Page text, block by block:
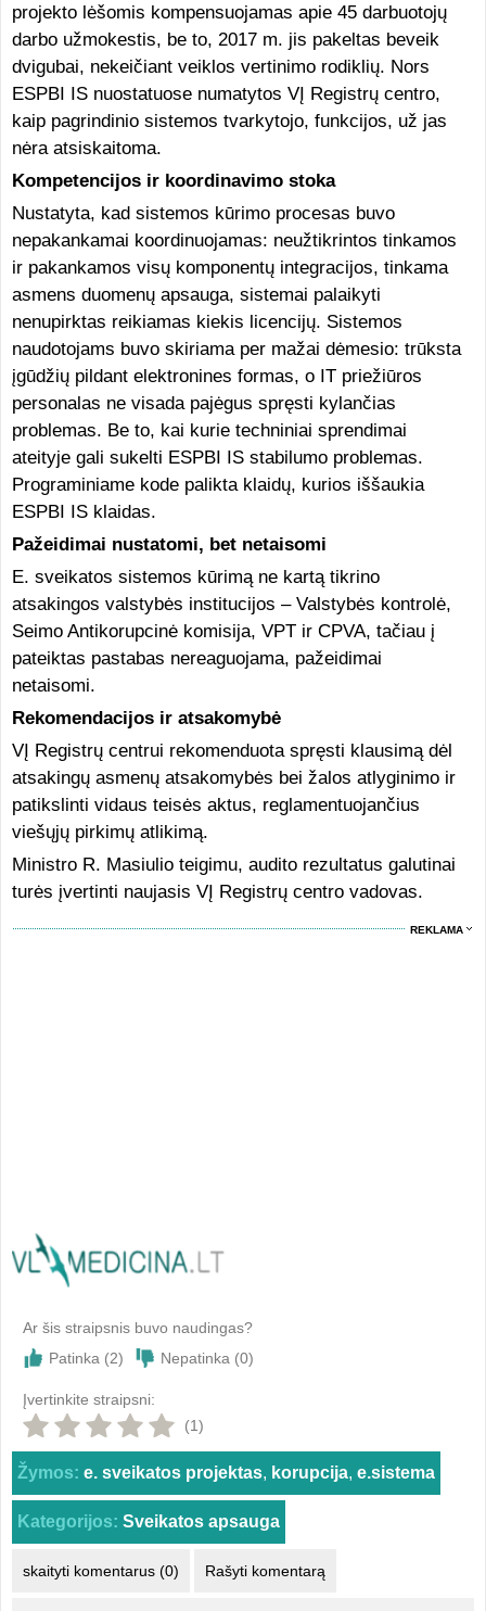
projekto lėšomis kompensuojamas apie 45 darbuotojų
darbo užmokestis, be to, 2017 m. jis pakeltas beveik
dvigubai, nekeičiant veiklos vertinimo rodiklių. Nors
ESPBI IS nuostatuose numatytos VĮ Registrų centro,
kaip pagrindinio sistemos tvarkytojo, funkcijos, už jas
nėra atsiskaitoma.
Kompetencijos ir koordinavimo stoka
Nustatyta, kad sistemos kūrimo procesas buvo
nepakankamai koordinuojamas: neužtikrintos tinkamos
ir pakankamos visų komponentų integracijos, tinkama
asmens duomenų apsauga, sistemai palaikyti
nenupirktas reikiamas kiekis licencijų. Sistemos
naudotojams buvo skiriama per mažai dėmesio: trūksta
įgūdžių pildant elektronines formas, o IT priežiūros
personalas ne visada pajėgus spręsti kylančias
problemas. Be to, kai kurie techniniai sprendimai
ateityje gali sukelti ESPBI IS stabilumo problemas.
Programiniame kode palikta klaidų, kurios iššaukia
ESPBI IS klaidas.
Pažeidimai nustatomi, bet netaisomi
E. sveikatos sistemos kūrimą ne kartą tikrino
atsakingos valstybės institucijos – Valstybės kontrolė,
Seimo Antikorupcinė komisija, VPT ir CPVA, tačiau į
pateiktas pastabas nereaguojama, pažeidimai
netaisomi.
Rekomendacijos ir atsakomybė
VĮ Registrų centrui rekomenduota spręsti klausimą dėl
atsakingų asmenų atsakomybės bei žalos atlyginimo ir
patikslinti vidaus teisės aktus, reglamentuojančius
viešųjų pirkimų atlikimą.
Ministro R. Masiulio teigimu, audito rezultatus galutinai
turės įvertinti naujasis VĮ Registrų centro vadovas.
REKLAMA
Ar šis straipsnis buvo naudingas?
Patinka (2) Nepatinka (0)
Įvertinkite straipsni:
(1)
Žymos: e. sveikatos projektas, korupcija, e.sistema
Kategorijos: Sveikatos apsauga
skaityti komentarus (0) Rašyti komentarą